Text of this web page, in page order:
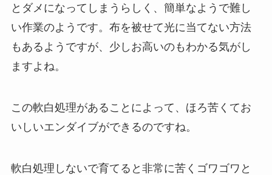
とダメになってしまうらしく、簡単なようで難し
い作業のようです。布を被せて光に当てない方法
もあるようですが、少しお高いのもわかる気がし
ますよね。
この軟白処理があることによって、ほろ苦くてお
いしいエンダイブができるのですね。
軟白処理しないで育てると非常に苦くゴワゴワと